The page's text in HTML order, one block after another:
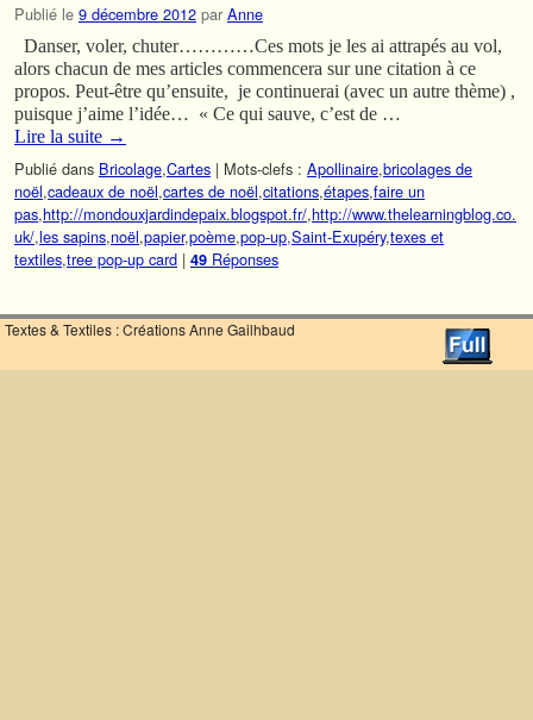
Publié le 9 décembre 2012 par Anne
Danser, voler, chuter…………Ces mots je les ai attrapés au vol,
alors chacun de mes articles commencera sur une citation à ce
propos. Peut-être qu’ensuite, je continuerai (avec un autre thème) ,
puisque j’aime l’idée… « Ce qui sauve, c’est de …
Lire la suite →
Publié dans Bricolage,Cartes | Mots-clefs : Apollinaire,bricolages de
noël,cadeaux de noël,cartes de noël,citations,étapes,faire un
pas,http://mondouxjardindepaix.blogspot.fr/,http://www.thelearningblog.co.
uk/,les sapins,noël,papier,poème,pop-up,Saint-Exupéry,texes et
textiles,tree pop-up card | 49 Réponses
Textes & Textiles : Créations Anne Gailhbaud